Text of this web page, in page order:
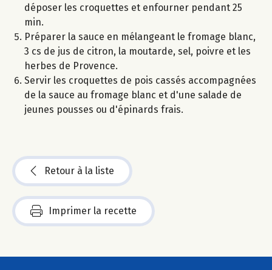
déposer les croquettes et enfourner pendant 25
min.
Préparer la sauce en mélangeant le fromage blanc,
3 cs de jus de citron, la moutarde, sel, poivre et les
herbes de Provence.
Servir les croquettes de pois cassés accompagnées
de la sauce au fromage blanc et d'une salade de
jeunes pousses ou d'épinards frais.
Retour à la liste
Imprimer la recette